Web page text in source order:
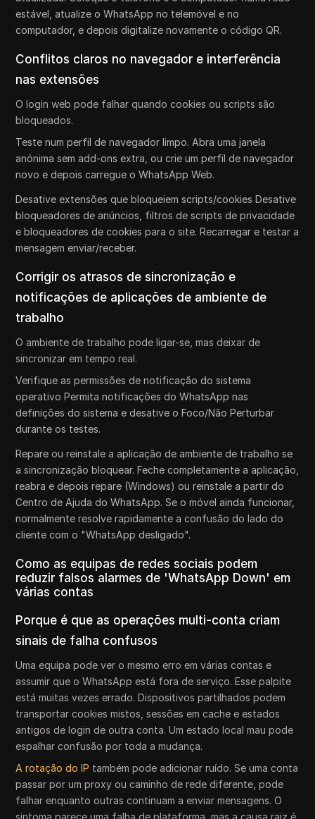
estável, atualize o WhatsApp no telemóvel e no
computador, e depois digitalize novamente o código QR.
Conflitos claros no navegador e interferência
nas extensões
O login web pode falhar quando cookies ou scripts são
bloqueados.
Teste num perfil de navegador limpo. Abra uma janela
anónima sem add-ons extra, ou crie um perfil de navegador
novo e depois carregue o WhatsApp Web.
Desative extensões que bloqueiem scripts/cookies Desative
bloqueadores de anúncios, filtros de scripts de privacidade
e bloqueadores de cookies para o site. Recarregar e testar a
mensagem enviar/receber.
Corrigir os atrasos de sincronização e
notificações de aplicações de ambiente de
trabalho
O ambiente de trabalho pode ligar-se, mas deixar de
sincronizar em tempo real.
Verifique as permissões de notificação do sistema
operativo Permita notificações do WhatsApp nas
definições do sistema e desative o Foco/Não Perturbar
durante os testes.
Repare ou reinstale a aplicação de ambiente de trabalho se
a sincronização bloquear. Feche completamente a aplicação,
reabra e depois repare (Windows) ou reinstale a partir do
Centro de Ajuda do WhatsApp. Se o móvel ainda funcionar,
normalmente resolve rapidamente a confusão do lado do
cliente com o "WhatsApp desligado".
Como as equipas de redes sociais podem
reduzir falsos alarmes de 'WhatsApp Down' em
várias contas
Porque é que as operações multi-conta criam
sinais de falha confusos
Uma equipa pode ver o mesmo erro em várias contas e
assumir que o WhatsApp está fora de serviço. Esse palpite
está muitas vezes errado. Dispositivos partilhados podem
transportar cookies mistos, sessões em cache e estados
antigos de login de outra conta. Um estado local mau pode
espalhar confusão por toda a mudança.
A rotação do IP também pode adicionar ruído. Se uma conta
passar por um proxy ou caminho de rede diferente, pode
falhar enquanto outras continuam a enviar mensagens. O